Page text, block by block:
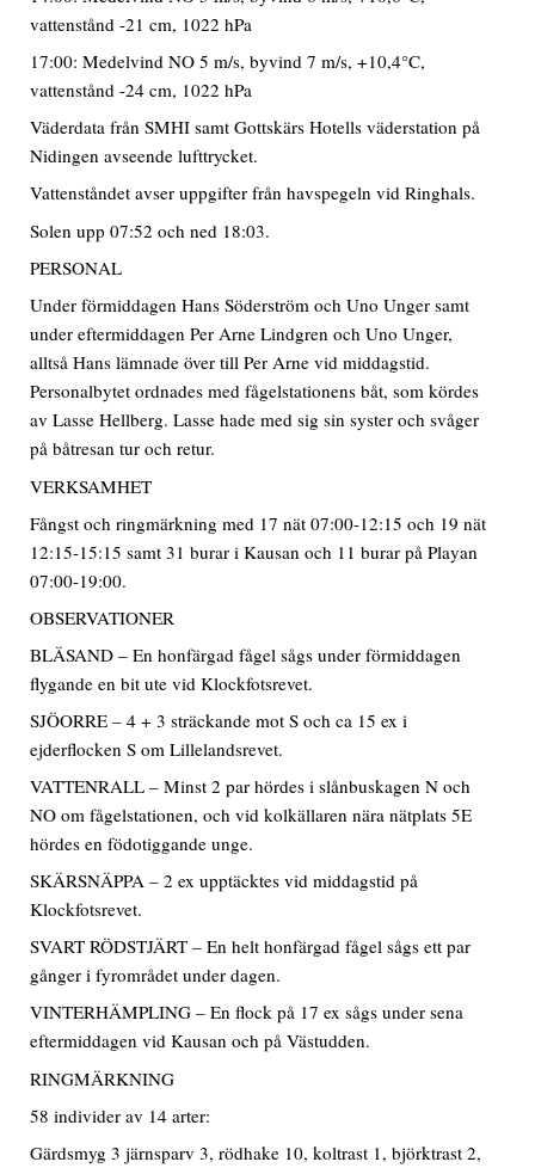
vattenstånd -21 cm, 1022 hPa
17:00: Medelvind NO 5 m/s, byvind 7 m/s, +10,4°C,
vattenstånd -24 cm, 1022 hPa
Väderdata från SMHI samt Gottskärs Hotells väderstation på
Nidingen avseende lufttrycket.
Vattenståndet avser uppgifter från havspegeln vid Ringhals.
Solen upp 07:52 och ned 18:03.
PERSONAL
Under förmiddagen Hans Söderström och Uno Unger samt
under eftermiddagen Per Arne Lindgren och Uno Unger,
alltså Hans lämnade över till Per Arne vid middagstid.
Personalbytet ordnades med fågelstationens båt, som kördes
av Lasse Hellberg. Lasse hade med sig sin syster och svåger
på båtresan tur och retur.
VERKSAMHET
Fångst och ringmärkning med 17 nät 07:00-12:15 och 19 nät
12:15-15:15 samt 31 burar i Kausan och 11 burar på Playan
07:00-19:00.
OBSERVATIONER
BLÄSAND – En honfärgad fågel sågs under förmiddagen
flygande en bit ute vid Klockfotsrevet.
SJÖORRE – 4 + 3 sträckande mot S och ca 15 ex i
ejderflocken S om Lillelandsrevet.
VATTENRALL – Minst 2 par hördes i slånbuskagen N och
NO om fågelstationen, och vid kolkällaren nära nätplats 5E
hördes en födotiggande unge.
SKÄRSNÄPPA – 2 ex upptäcktes vid middagstid på
Klockfotsrevet.
SVART RÖDSTJÄRT – En helt honfärgad fågel sågs ett par
gånger i fyrområdet under dagen.
VINTERHÄMPLING – En flock på 17 ex sågs under sena
eftermiddagen vid Kausan och på Västudden.
RINGMÄRKNING
58 individer av 14 arter:
Gärdsmyg 3 järnsparv 3, rödhake 10, koltrast 1, björktrast 2,